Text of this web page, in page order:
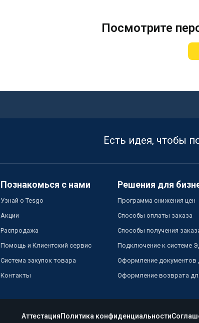
Посмотрите
Есть идея, чтобы
Познакомься с нами
Узнай о Tesgo
Акции
Распродажа
Помощь и Клиентский сервис
Система закупок товара
Контакты
Решения для
Программа снижения цен
Способы оплаты заказа
Способы получения
Подключение к системе
Оформление документов
Оформление возврата
АттестацияПолитика конфиденциальности